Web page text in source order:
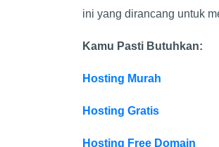
ini yang dirancang untuk
Kamu Pasti Butuhkan:
Hosting Murah
Hosting Gratis
Hosting Free Domain